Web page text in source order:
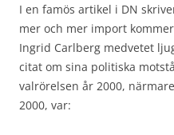
I en famös artikel i DN
mer och mer import
Ingrid Carlberg medvetet
citat om sina politiska
valrörelsen år 2000,
2000, var: